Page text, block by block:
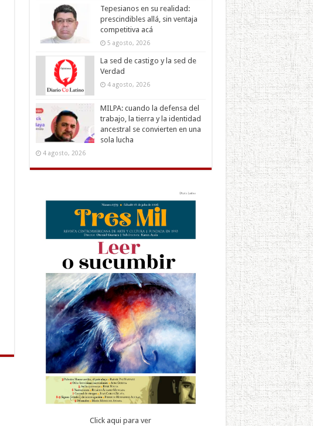
Tepesianos en su realidad:
prescindibles allá, sin ventaja
competitiva acá
5 agosto, 2026
La sed de castigo y la sed de
Verdad
4 agosto, 2026
MILPA: cuando la defensa del
trabajo, la tierra y la identidad
ancestral se convierten en una
sola lucha
4 agosto, 2026
Click aqui para ver